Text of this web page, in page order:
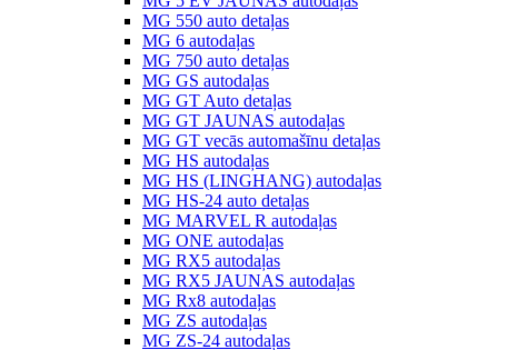
MG 550 auto detaļas
MG 6 autodaļas
MG 750 auto detaļas
MG GS autodaļas
MG GT Auto detaļas
MG GT JAUNAS autodaļas
MG GT vecās automašīnu detaļas
MG HS autodaļas
MG HS (LINGHANG) autodaļas
MG HS-24 auto detaļas
MG MARVEL R autodaļas
MG ONE autodaļas
MG RX5 autodaļas
MG RX5 JAUNAS autodaļas
MG Rx8 autodaļas
MG ZS autodaļas
MG ZS-24 autodaļas